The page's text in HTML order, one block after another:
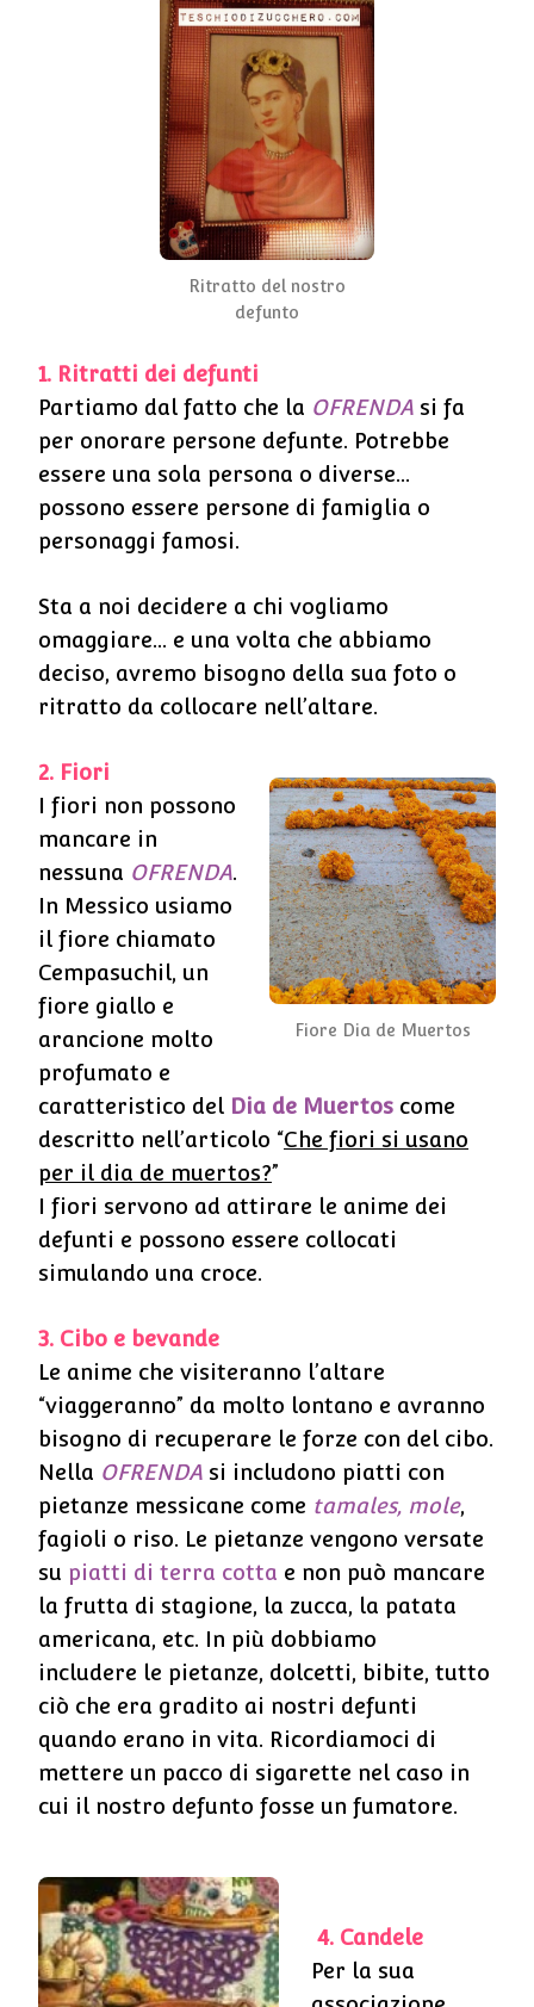
Ritratto del nostro
defunto
1. Ritratti dei defunti
Partiamo dal fatto che la OFRENDA si fa
per onorare persone defunte. Potrebbe
essere una sola persona o diverse…
possono essere persone di famiglia o
personaggi famosi.
Sta a noi decidere a chi vogliamo
omaggiare… e una volta che abbiamo
deciso, avremo bisogno della sua foto o
ritratto da collocare nell’altare.
Fiore Dia de Muertos
2. Fiori
I fiori non possono
mancare in
nessuna OFRENDA.
In Messico usiamo
il fiore chiamato
Cempasuchil, un
fiore giallo e
arancione molto
profumato e
caratteristico del Dia de Muertos come
descritto nell’articolo “Che fiori si usano
per il dia de muertos?”
I fiori servono ad attirare le anime dei
defunti e possono essere collocati
simulando una croce.
3. Cibo e bevande
Le anime che visiteranno l’altare
“viaggeranno” da molto lontano e avranno
bisogno di recuperare le forze con del cibo.
Nella OFRENDA si includono piatti con
pietanze messicane come tamales, mole,
fagioli o riso. Le pietanze vengono versate
su piatti di terra cotta e non può mancare
la frutta di stagione, la zucca, la patata
americana, etc. In più dobbiamo
includere le pietanze, dolcetti, bibite, tutto
ciò che era gradito ai nostri defunti
quando erano in vita. Ricordiamoci di
mettere un pacco di sigarette nel caso in
cui il nostro defunto fosse un fumatore.
4. Candele
Per la sua